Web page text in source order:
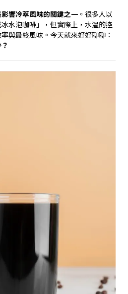
響冷萃風味的關鍵之一 。很多人以
水泡咖啡」，但實際上，水溫的控
與最終風味。今天就來好好聊聊：